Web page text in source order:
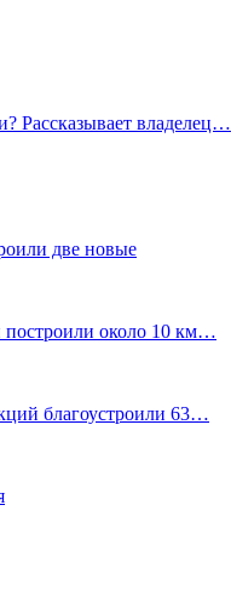
Рассказывает владелец…
две новые
построили около 10 км…
благоустроили 63…